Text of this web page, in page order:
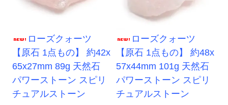
ローズクォーツ
【原石 1点もの】 約42x
65x27mm 89g 天然石
パワーストーン スピリ
チュアルストーン
ローズクォーツ
【原石 1点もの】 約48x
57x44mm 101g 天然石
パワーストーン スピリ
チュアルストーン